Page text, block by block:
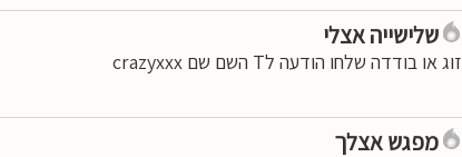
שלישייה אצלי
זוג או בודדה שלחו הודעה לT השם שם crazyxxx
מפגש אצלך